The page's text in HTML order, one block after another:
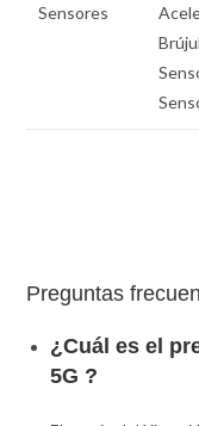
Sensores
Preguntas
¿Cuál es el
5G ?